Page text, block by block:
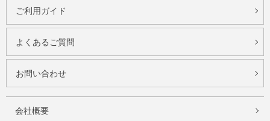
ご利用ガイド
よくあるご質問
お問い合わせ
会社概要